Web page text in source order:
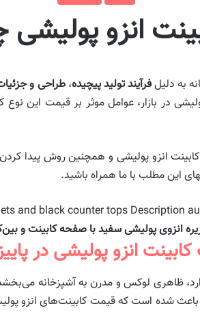
انزو
به دلیلفرآیند تولید پیچیده،طراحی و
در بازار، عوامل موثر بر قیمت این
کابینت انزو پولیشی و همچنین روش پیدا
این مطلب با ما همراه باشید.
انزوی پولیشی سفید با صفحه کابینت و
انزو پولیشی در پاییز
ظاهری لوکس و مدرن به آشپزخانه
باعث شده است که قیمت کابینت‌های انزو